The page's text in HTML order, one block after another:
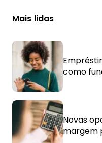
Mais lidas
como
Novas
margem